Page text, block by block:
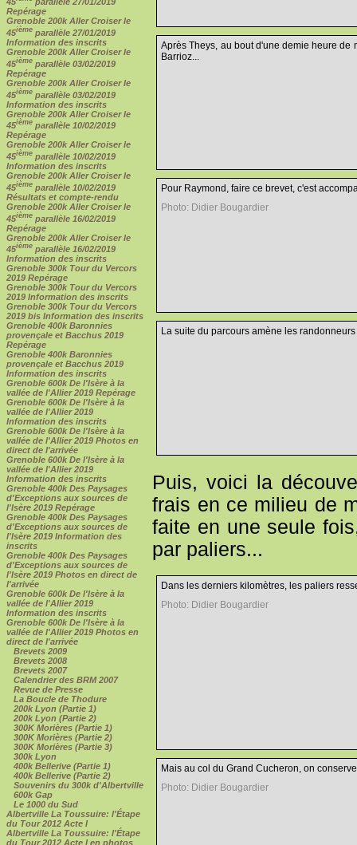
Repérage
Grenoble 200k Aller Croiser le
45ième parallèle 27/01/2019
Information des inscrits
Grenoble 200k Aller Croiser le
45ième parallèle 03/02/2019
Repérage
Grenoble 200k Aller Croiser le
45ième parallèle 03/02/2019
Information des inscrits
Grenoble 200k Aller Croiser le
45ième parallèle 10/02/2019
Repérage
Grenoble 200k Aller Croiser le
45ième parallèle 10/02/2019
Information des inscrits
Grenoble 200k Aller Croiser le
45ième parallèle 10/02/2019
Résultats et compte-rendu
Grenoble 200k Aller Croiser le
45ième parallèle 16/02/2019
Repérage
Grenoble 200k Aller Croiser le
45ième parallèle 16/02/2019
Information des inscrits
Grenoble 300k Tour du Vercors
2019 Repérage
Grenoble 300k Tour du Vercors
2019 Information des inscrits
Grenoble 300k Tour du Vercors
2019 bis Information des inscrits
Grenoble 400k Baronnies
provençale et Bacchus 2019
Repérage
Grenoble 400k Baronnies
provençale et Bacchus 2019
Information des inscrits
Grenoble 600k De l'Isère à la
vallée de l'Allier 2019 Repérage
Grenoble 600k De l'Isère à la
vallée de l'Allier 2019
Information des inscrits
Grenoble 600k De l'Isère à la
vallée de l'Allier 2019 Photos en
direct de l'arrivée
Grenoble 600k De l'Isère à la
vallée de l'Allier 2019
Information des inscrits
Grenoble 400k Des Paysages
d'Exceptions aux sources de
l'Isère 2019 Repérage
Grenoble 400k Des Paysages
d'Exceptions aux sources de
l'Isère 2019 Information des
inscrits
Grenoble 400k Des Paysages
d'Exceptions aux sources de
l'Isère 2019 Photos en direct de
l'arrivée
Grenoble 600k De l'Isère à la
vallée de l'Allier 2019
Information des inscrits
Grenoble 600k De l'Isère à la
vallée de l'Allier 2019 Photos en
direct de l'arrivée
Brevets 2009
Brevets 2008
Brevets 2007
Calendrier des BRM 2007
Revue de Presse
La Boucle de Thodure
200k Lyon (Partie 1)
200k Lyon (Partie 2)
300K Morières (Partie 1)
300K Morières (Partie 2)
300K Morières (Partie 3)
300k Lyon
400k Bellerive (Partie 1)
400k Bellerive (Partie 2)
Souvenirs du 300k d'Albertville
600k Gap
Le 1000 du Sud
Albertville La Toussuire: l'Étape
du Tour 2012 Acte I
Albertville La Toussuire: l'Étape
du Tour 2012 Acte I en photos
Après Theys, au bout d'une demie heure
Barrioz...
Pour Raymond, faire ce brevet, c'est
Photo: Didier Bougardier
La suite du parcours amène les
Puis, voici la
frais en ce milieu de
faite en une seule
par paliers...
Dans les derniers kilomètres, les paliers
Photo: Didier Bougardier
Mais au col du Grand Cucheron, on
Photo: Didier Bougardier